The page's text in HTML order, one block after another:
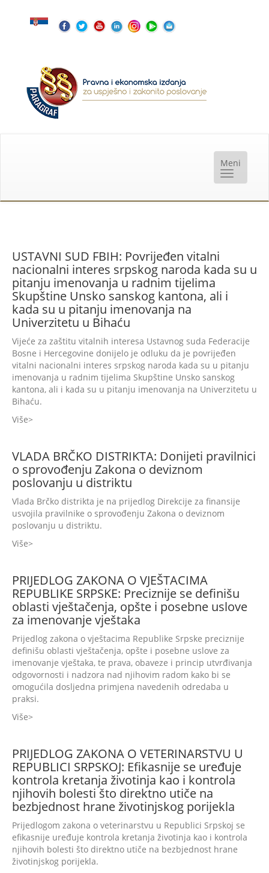
USTAVNI SUD FBIH: Povrijeđen vitalni
nacionalni interes srpskog naroda kada su u
pitanju imenovanja u radnim tijelima
Skupštine Unsko sanskog kantona, ali i
kada su u pitanju imenovanja na
Univerzitetu u Bihaću
Vijeće za zaštitu vitalnih interesa Ustavnog suda Federacije
Bosne i Hercegovine donijelo je odluku da je povrijeđen
vitalni nacionalni interes srpskog naroda kada su u pitanju
imenovanja u radnim tijelima Skupštine Unsko sanskog
kantona, ali i kada su u pitanju imenovanja na Univerzitetu u
Bihaću.
Više
VLADA BRČKO DISTRIKTA: Donijeti pravilnici
o sprovođenju Zakona o deviznom
poslovanju u distriktu
Vlada Brčko distrikta je na prijedlog Direkcije za finansije
usvojila pravilnike o sprovođenju Zakona o deviznom
poslovanju u distriktu.
Više
PRIJEDLOG ZAKONA O VJEŠTACIMA
REPUBLIKE SRPSKE: Preciznije se definišu
oblasti vještačenja, opšte i posebne uslove
za imenovanje vještaka
Prijedlog zakona o vještacima Republike Srpske preciznije
definišu oblasti vještačenja, opšte i posebne uslove za
imenovanje vještaka, te prava, obaveze i princip utvrđivanja
odgovornosti i nadzora nad njihovim radom kako bi se
omogućila dosljedna primjena navedenih odredaba u
praksi.
Više
PRIJEDLOG ZAKONA O VETERINARSTVU U
REPUBLICI SRPSKOJ: Efikasnije se uređuje
kontrola kretanja životinja kao i kontrola
njihovih bolesti što direktno utiče na
bezbjednost hrane životinjskog porijekla
Prijedlogom zakona o veterinarstvu u Republici Srpskoj se
efikasnije uređuje kontrola kretanja životinja kao i kontrola
njihovih bolesti što direktno utiče na bezbjednost hrane
životinjskog porijekla.